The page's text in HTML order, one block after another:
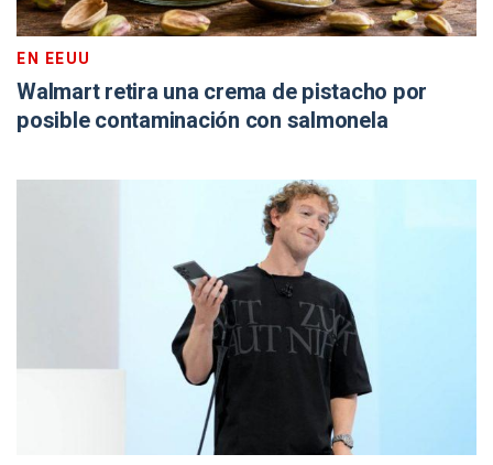
EN EEUU
Walmart retira una crema de pistacho por
posible contaminación con salmonela